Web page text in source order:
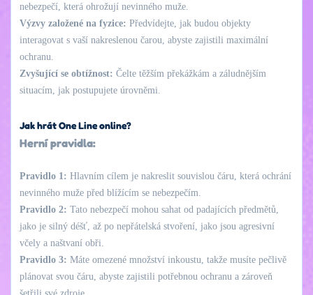
nebezpečí, která ohrožují nevinného muže.
Výzvy založené na fyzice: Předvídejte, jak budou objekty
interagovat s vaší nakreslenou čarou, abyste zajistili maximální
ochranu.
Zvyšující se obtížnost: Čelte těžším překážkám a záludnějším
situacím, jak postupujete úrovněmi.
Jak hrát One Line online?
Herní pravidla:
Pravidlo 1: Hlavním cílem je nakreslit souvislou čáru, která ochrání
nevinného muže před blížícím se nebezpečím.
Pravidlo 2: Tato nebezpečí mohou sahat od padajících předmětů,
jako je silný déšť, až po nepřátelská stvoření, jako jsou agresivní
včely a naštvaní obři.
Pravidlo 3: Máte omezené množství inkoustu, takže musíte pečlivě
plánovat svou čáru, abyste zajistili potřebnou ochranu a zároveň